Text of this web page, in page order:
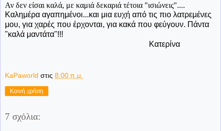
Αν δεν είσαι καλά, με καμιά δεκαριά τέτοια "ισιώνεις"....
Καλημέρα αγαπημένοι...και μια ευχή από τις πιο λατρεμένες
μου, για χαρές που έρχονται, για κακά που φεύγουν. Πάντα
"καλά μαντάτα"!!!
Κατερίνα
KaPaworld στις 8:00 π.μ.
Κοινή χρήση
7 σχόλια: